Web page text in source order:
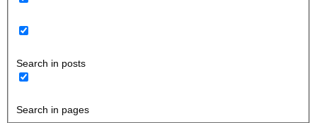
Search in posts
Search in pages